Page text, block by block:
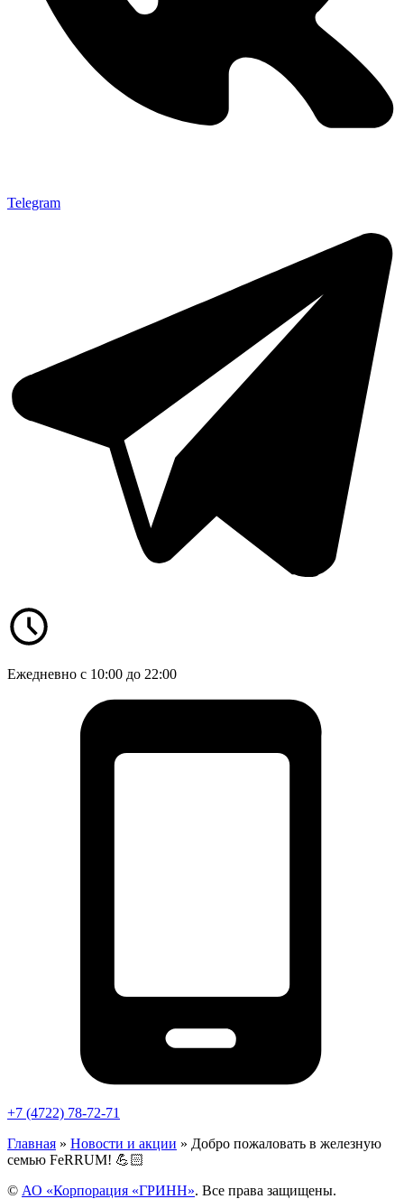
Telegram
Ежедневно с 10:00 до 22:00
+7 (4722) 78-72-71
Главная » Новости и акции » Добро пожаловать в железную
семью FeRRUM! 💪🏻
© АО «Корпорация «ГРИНН». Все права защищены.